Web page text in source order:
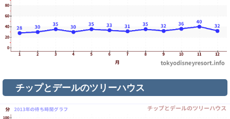
チップとデールのツリーハウス